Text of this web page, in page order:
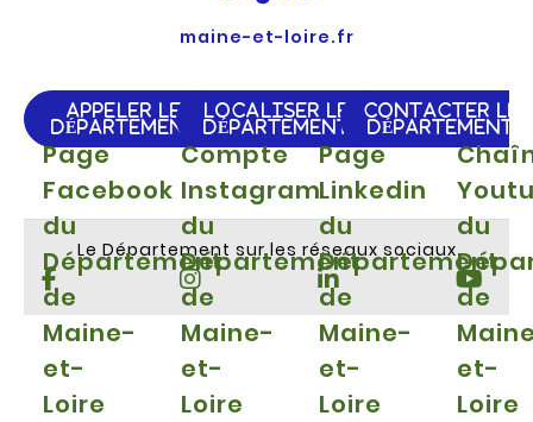
maine-et-loire.fr
APPELER LE
DÉPARTEMENT
LOCALISER LE
DÉPARTEMENT
CONTACTER LE
DÉPARTEMENT
Le Département sur les réseaux sociaux
Page
Facebook
du
Département
de
Maine-
et-
Loire
Compte
Instagram
du
Département
de
Maine-
et-
Loire
Page
Linkedin
du
Département
de
Maine-
et-
Loire
du
de
et-
Loire